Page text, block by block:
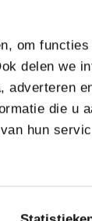
om
delen we
die u
hun